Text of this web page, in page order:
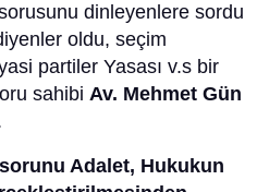
dinleyenlere sordu
oldu, seçim
partiler Yasası v.s bir
sahibi Av. Mehmet Gün
Adalet, Hukukun